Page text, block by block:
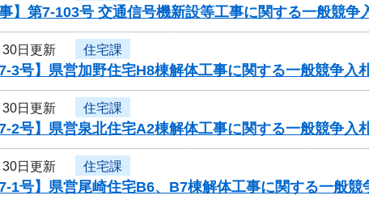
事】第7-103号 交通信号機新設等工事に関する一般競争
日更新 住宅課
7-3号】県営加野住宅H8棟解体工事に関する一般競争入
日更新 住宅課
7-2号】県営泉北住宅A2棟解体工事に関する一般競争入
日更新 住宅課
7-1号】県営尾崎住宅B6、B7棟解体工事に関する一般競